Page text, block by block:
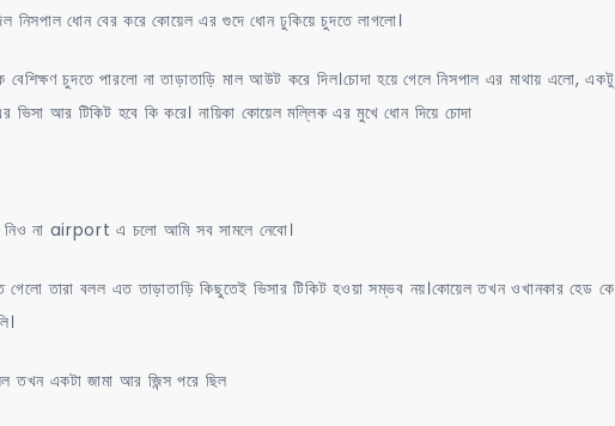
নিসপাল ধোন বের করে কোয়েল এর গুদে ধোন ঢুকিয়ে চুদতে লাগলো।
চুদতে পারলো না তাড়াতাড়ি মাল আউট করে দিল।চোদা হয়ে গেলে নিসপাল এর মাথায় এলো, একটু
আর টিকিট হবে কি করে। নায়িকা কোয়েল মল্লিক এর মুখে ধোন দিয়ে চোদা
না airport এ চলো আমি সব সামলে নেবো।
তারা বলল এত তাড়াতাড়ি কিছুতেই ভিসার টিকিট হওয়া সম্ভব নয়।কোয়েল তখন ওখানকার হেড কে
তখন একটা জামা আর জিন্স পরে ছিল